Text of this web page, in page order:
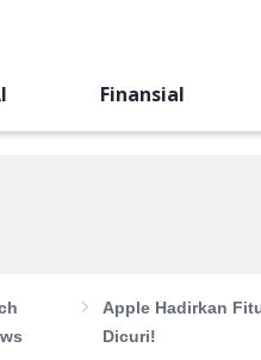
Finansial
Apple Hadirkan
Dicuri!